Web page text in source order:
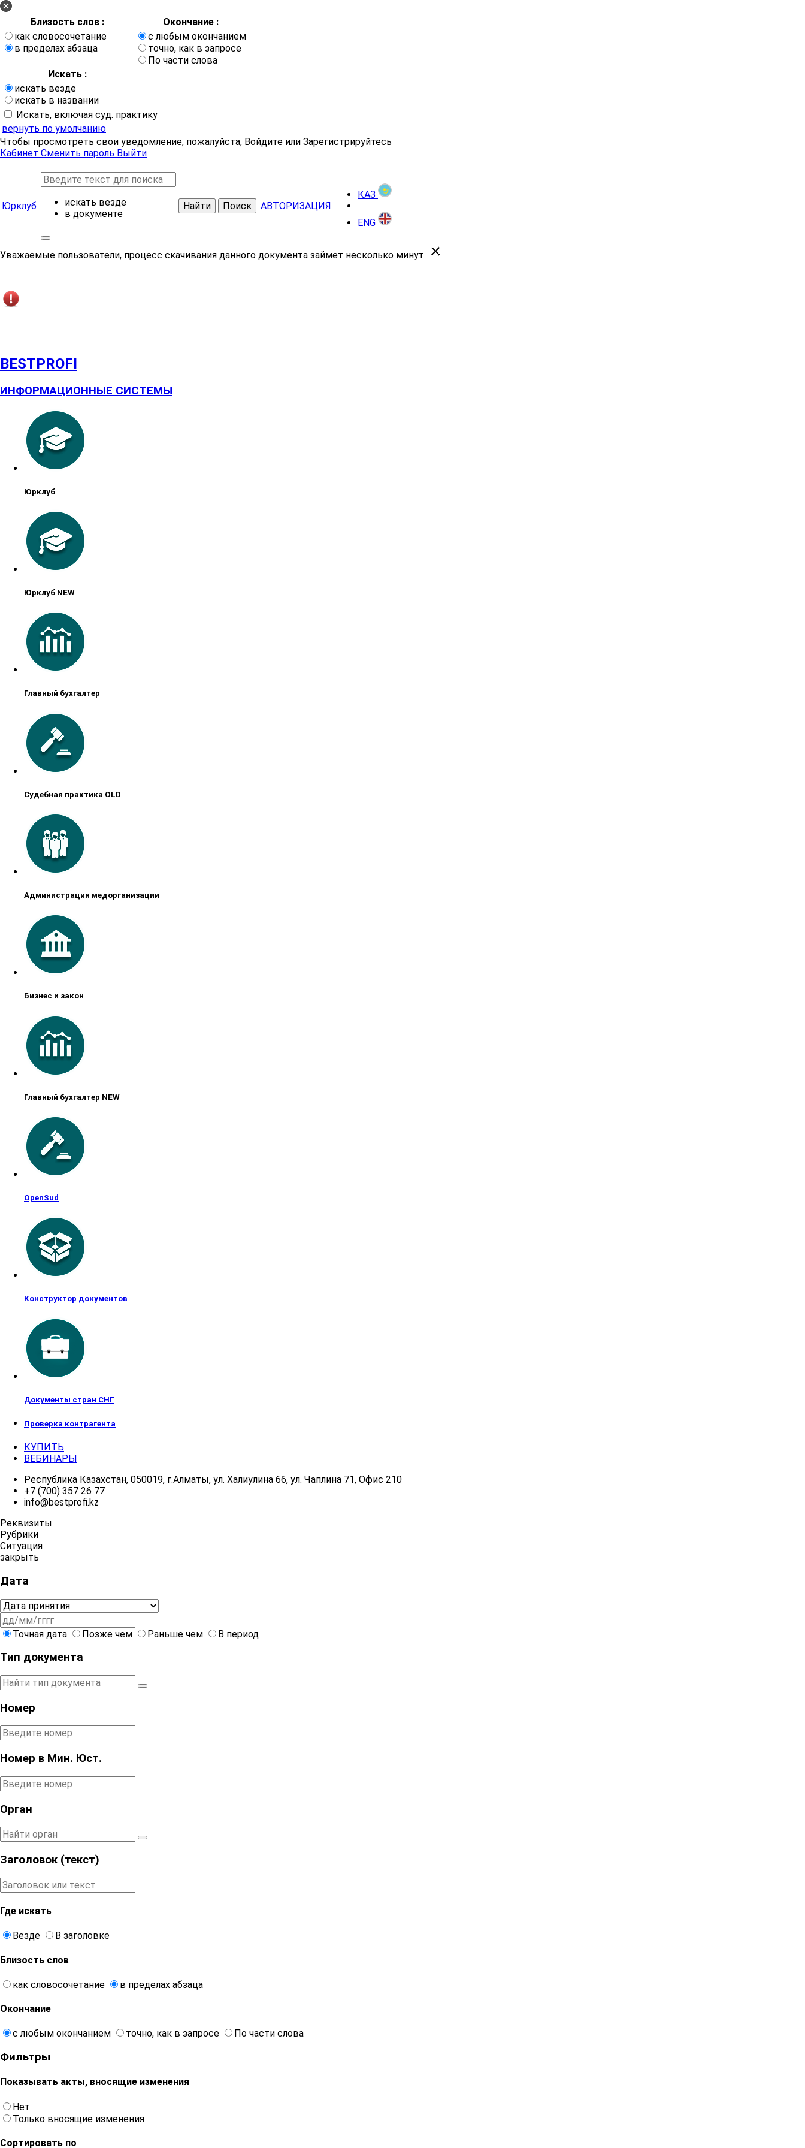
Близость слов :
Окончание :
как словосочетание
в пределах абзаца
с любым окончанием
точно, как в запросе
По части слова
Искать :
искать везде
искать в названии
Искать, включая суд. практику
вернуть по умолчанию
Чтобы просмотреть свои уведомление, пожалуйста, Войдите или Зарегистрируйтесь
Кабинет Сменить пароль Выйти
Юрклуб
искать везде
в документе
Найти Поиск АВТОРИЗАЦИЯ
КАЗ
ENG
Уважаемые пользователи, процесс скачивания данного документа займет несколько минут.
BESTPROFI
ИНФОРМАЦИОННЫЕ СИСТЕМЫ
Юрклуб
Юрклуб NEW
Главный бухгалтер
Судебная практика OLD
Администрация медорганизации
Бизнес и закон
Главный бухгалтер NEW
OpenSud
Конструктор документов
Документы стран СНГ
Проверка контрагента
КУПИТЬ
ВЕБИНАРЫ
Республика Казахстан, 050019, г.Алматы, ул. Халиулина 66, ул. Чаплина 71, Офис 210
+7 (700) 357 26 77
info@bestprofi.kz
Реквизиты
Рубрики
Ситуация
закрыть
Дата
Точная дата Позже чем Раньше чем В период
Тип документа
Номер
Номер в Мин. Юст.
Орган
Заголовок (текст)
Где искать
Везде В заголовке
Близость слов
как словосочетание в пределах абзаца
Окончание
с любым окончанием точно, как в запросе По части слова
Фильтры
Показывать акты, вносящие изменения
Нет
Только вносящие изменения
Сортировать по